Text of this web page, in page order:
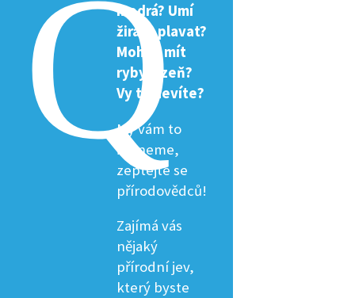
modrá? Umí
žirafa plavat?
Mohou mít
ryby žízeň?
Vy to nevíte?
My vám to
řekneme,
zeptejte se
přírodovědců!
Zajímá vás
nějaký
přírodní jev,
který byste